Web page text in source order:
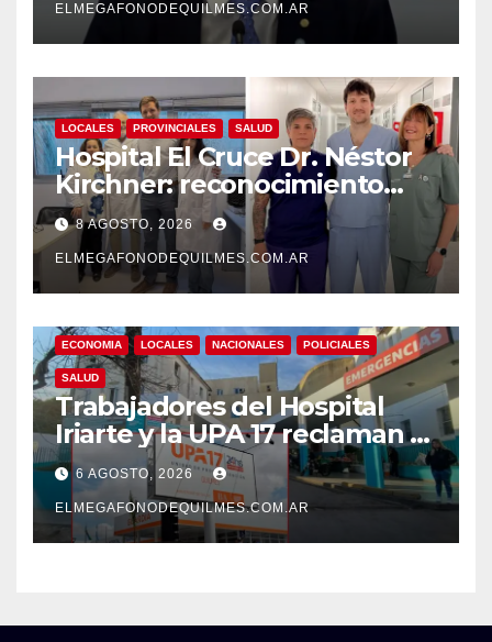
ELMEGAFONODEQUILMES.COM.AR
LOCALES PROVINCIALES SALUD
Hospital El Cruce Dr. Néstor
Kirchner: reconocimiento
internacional a la calidad de
su atención
8 AGOSTO, 2026
ELMEGAFONODEQUILMES.COM.AR
ECONOMIA LOCALES NACIONALES POLICIALES
SALUD
Trabajadores del Hospital
Iriarte y la UPA 17 reclaman el
pase a planta de becarios y
mejoras laborales
6 AGOSTO, 2026
ELMEGAFONODEQUILMES.COM.AR